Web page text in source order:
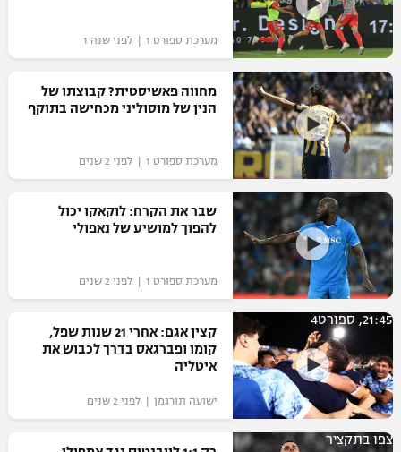
מערכת ספורט 1 | לפני שנה 1
מחווה פאשיסטית? קבוצתו של
הנין של מוסוליני מכחישה בתוקף
מערכת ספורט 1 | לפני 2 שנים
שבר את הקרח: לוקאקו יכול
להפוך למושיע של נאפולי
מערכת ספורט 1 | לפני 2 שנים
21:45, ספורט4
קצין אגם: אחרי 21 שנות שפל,
קומו ופברגאס בדרך לכבוש את
איטליה
ישועה תורגמן | לפני 2 שנים
צפו בתקציר